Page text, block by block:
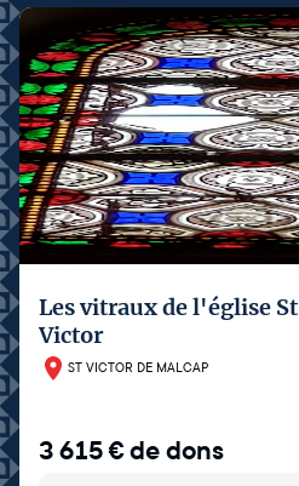
Les vitraux de l'église St
Victor
ST VICTOR DE MALCAP
3 615€de dons